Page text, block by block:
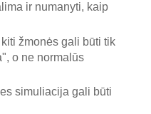
ir numanyti, kaip
žmonės gali būti tik
o ne normalūs
simuliacija gali būti